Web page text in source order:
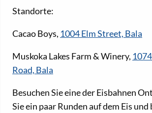
Standorte:
Cacao Boys, 1004 Elm Street, Bala
Muskoka Lakes Farm & Winery,
Road, Bala
Besuchen Sie eine der Eisbahnen
Sie ein paar Runden auf dem Eis und